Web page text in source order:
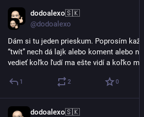
dodoalexo🇸🇰
@dodoalexo
Dám si tu jeden prieskum. Poprosím
“twít” nech dá lajk alebo koment alebo
vedieť koľko ľudí ma ešte vidí a koľko ma
1 2 0
dodoalexo🇸🇰